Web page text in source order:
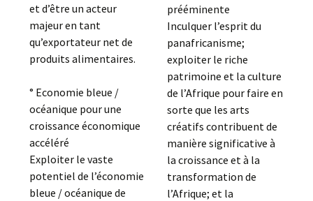
et d’être un acteur
majeur en tant
qu’exportateur net de
produits alimentaires.
° Economie bleue /
océanique pour une
croissance économique
accéléré
Exploiter le vaste
potentiel de l’économie
bleue / océanique de
prééminente
Inculquer l’esprit du
panafricanisme;
exploiter le riche
patrimoine et la culture
de l’Afrique pour faire en
sorte que les arts
créatifs contribuent de
manière significative à
la croissance et à la
transformation de
l’Afrique; et la